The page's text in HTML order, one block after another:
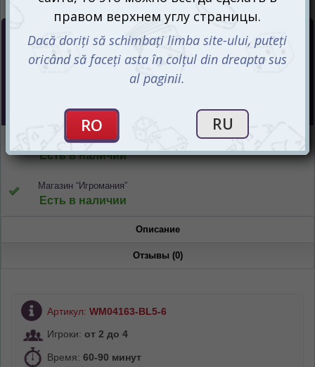
Цена :
550mdl
Интернет-магазин
Есть в наличии
Магазин “Игромания”
Есть в наличии
Описание
Отзывы (0)
Артикул: WM04163-BL5-6
Игроки: от 2 до 4
Время: 60-90 минут